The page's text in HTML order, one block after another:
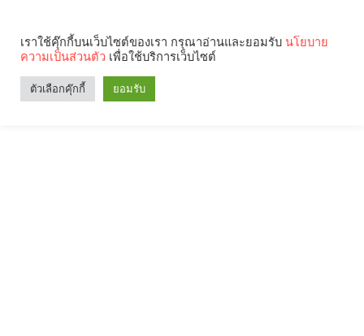
เราใช้คุ๊กกี้บนเว็บไซต์ของเรา กรุณาอ่านและยอมรับ นโยบาย
ความเป็นส่วนตัว เพื่อใช้บริการเว็บไซต์
ตัวเลือกคุ๊กกี้ ยอมรับ